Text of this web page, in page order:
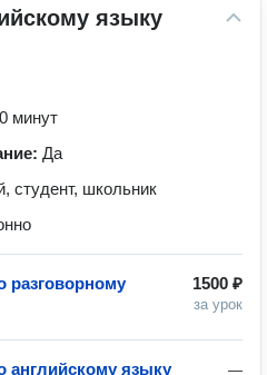
языку
минут
Да
студент, школьник
1500 ₽
за урок
разговорному
—
английскому языку